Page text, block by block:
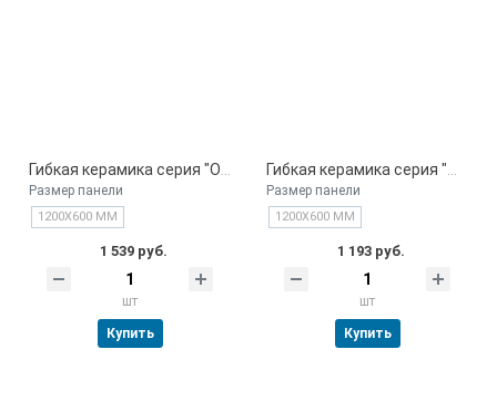
Размер панели
1200Х600 ММ
1 539 руб.
шт
Купить
Размер панели
1200Х600 ММ
1 193 руб.
шт
Купить